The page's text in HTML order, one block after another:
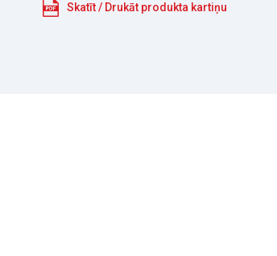
Skatīt / Drukāt produkta kartiņu